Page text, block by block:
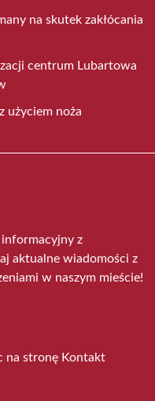
na skutek zakłócania
centrum Lubartowa
użyciem noża
z
aktualne wiadomości z
w naszym mieście!
na stronę Kontakt